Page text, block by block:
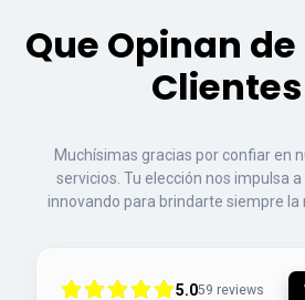
Que Opinan
Clientes
Muchísimas gracias por confiar en
servicios. Tu elección nos impulsa
innovando para brindarte siempre la
5.059 reviews